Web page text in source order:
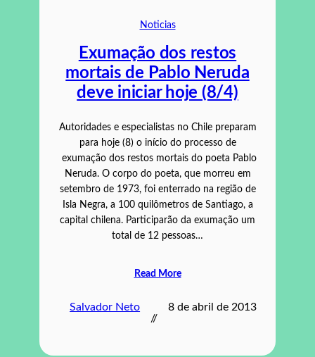
Noticias
Exumação dos restos
mortais de Pablo Neruda
deve iniciar hoje (8/4)
Autoridades e especialistas no Chile preparam
para hoje (8) o início do processo de
exumação dos restos mortais do poeta Pablo
Neruda. O corpo do poeta, que morreu em
setembro de 1973, foi enterrado na região de
Isla Negra, a 100 quilômetros de Santiago, a
capital chilena. Participarão da exumação um
total de 12 pessoas…
Read More
Salvador Neto
//
8 de abril de 2013